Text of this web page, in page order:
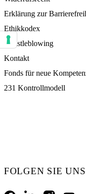
Erklärung zur
Ethikkodex
Whistleblowing
Kontakt
Fonds für neue
231 Kontrollmodell
FOLGEN SIE
Ihre Einstellungen für